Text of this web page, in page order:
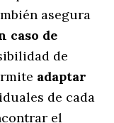
asegura
caso de
de
adaptar
de cada
el